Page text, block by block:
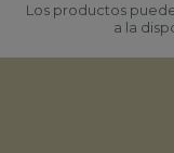
Los productos
a la